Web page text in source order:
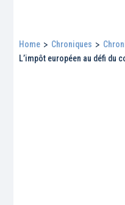
Home > Chroniques >
L’impôt européen au défi du